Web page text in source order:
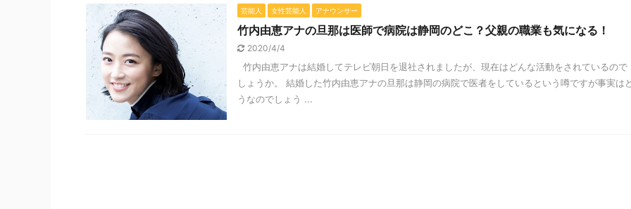
芸能人 女性芸能人 アナウンサー
竹内由恵アナの旦那は医師で病院は静岡のどこ？父親の職業も気になる！
2020/4/4
竹内由恵アナは結婚してテレビ朝日を退社されましたが、現在はどんな活動をされているので
しょうか。 結婚した竹内由恵アナの旦那は静岡の病院で医者をしているという噂ですが事実は
うなのでしょう ...